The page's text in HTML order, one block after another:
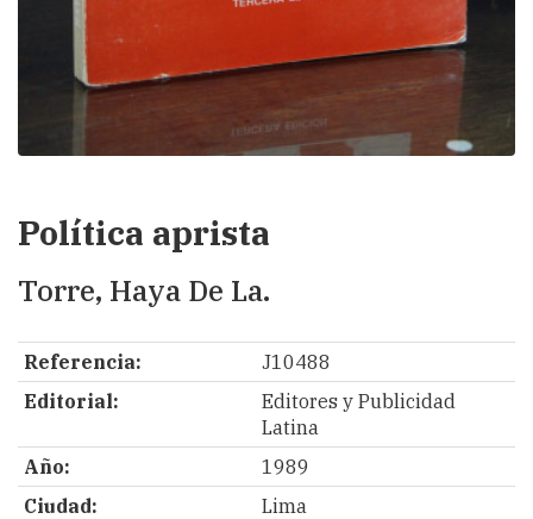
Política aprista
Torre, Haya De La.
Referencia:
J10488
Editorial:
Editores y Publicidad
Latina
Año:
1989
Ciudad:
Lima